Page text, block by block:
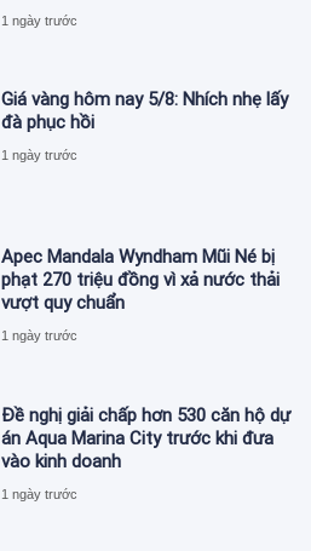
1 ngày trước
Giá vàng hôm nay 5/8: Nhích nhẹ lấy
đà phục hồi
1 ngày trước
Apec Mandala Wyndham Mũi Né bị
phạt 270 triệu đồng vì xả nước thải
vượt quy chuẩn
1 ngày trước
Đề nghị giải chấp hơn 530 căn hộ dự
án Aqua Marina City trước khi đưa
vào kinh doanh
1 ngày trước